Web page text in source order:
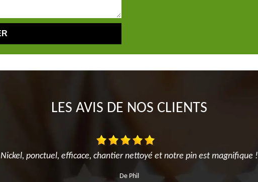
LES AVIS DE NOS CLIENTS
Nickel, ponctuel, efficace, chantier nettoyé et notre pin est magnifique !
De Phil